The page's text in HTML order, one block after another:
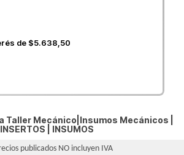
de $5.638,50
Taller Mecánico|Insumos Mecánicos |
INSERTOS
INSUMOS
publicados NO incluyen IVA